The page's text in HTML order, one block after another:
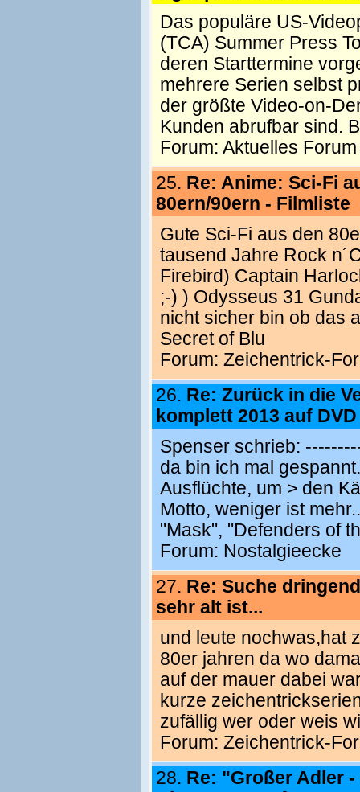
Das populäre US-
(TCA) Summer Press
deren Starttermine
mehrere Serien selbst
der größte Video-on-
Kunden abrufbar sind.
Forum: Aktuelles Forum
25. Re: Anime: Sci-Fi
80ern/90ern - Filmliste
Gute Sci-Fi aus den
tausend Jahre Rock
Firebird) Captain
;-) ) Odysseus 31
nicht sicher bin ob das
Secret of Blu
Forum: Zeichentrick-
26. Re: Zurück in die
komplett 2013 auf DVD
Spenser schrieb:
da bin ich mal
Ausflüchte, um > den
Motto, weniger ist
"Mask", "Defenders of
Forum: Nostalgieecke
27. Re: Suche
sehr alt ist...
und leute nochwas,hat
80er jahren da wo
auf der mauer dabei
kurze
zufällig wer oder weis
Forum: Zeichentrick-
28. Re: "Großer Adler